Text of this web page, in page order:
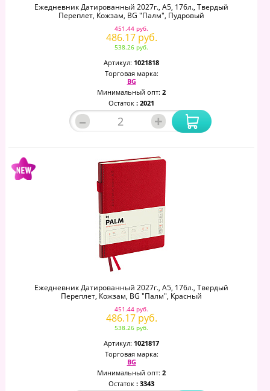
Ежедневник Датированный 2027г., А5, 176л., Твердый
Переплет, Кожзам, BG "Палм", Пудровый
451.44 руб.
486.17 руб.
538.26 руб.
Артикул: 1021818
Торговая марка:
BG
Минимальный опт: 2
Остаток : 2021
– +
Ежедневник Датированный 2027г., А5, 176л., Твердый
Переплет, Кожзам, BG "Палм", Красный
451.44 руб.
486.17 руб.
538.26 руб.
Артикул: 1021817
Торговая марка:
BG
Минимальный опт: 2
Остаток : 3343